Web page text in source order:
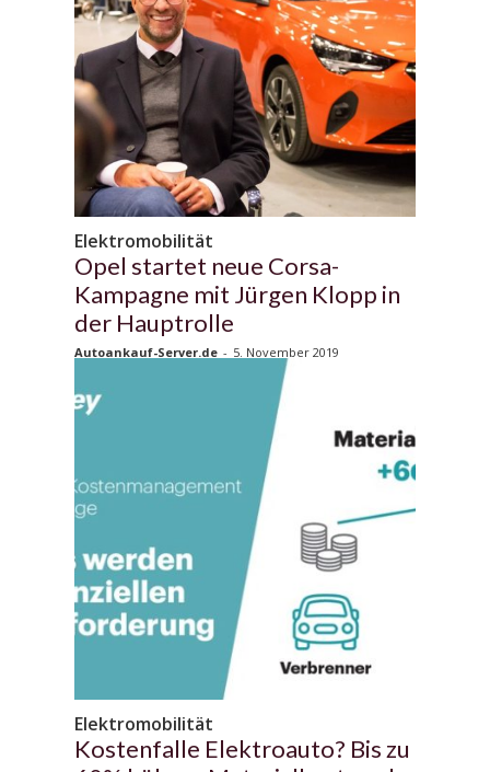
Elektromobilität
Opel startet neue Corsa-
Kampagne mit Jürgen Klopp in
der Hauptrolle
Autoankauf-Server.de - 5. November 2019
Elektromobilität
Kostenfalle Elektroauto? Bis zu